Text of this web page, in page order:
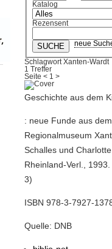
Katalog
Rezensent
neue
Schlagwort Xanten-Wardt
1 Treffer
Seite< 1 >
Geschichte aus dem
: neue Funde aus
Regionalmuseum
Schalles und
Rheinland-Verl.,
3)
ISBN 978-3-7927-
Quelle: DNB